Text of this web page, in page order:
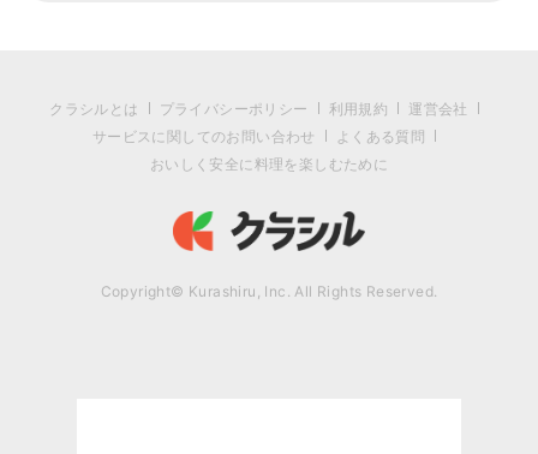
クラシルとは プライバシーポリシー 利用規約
運営会社
サービスに関してのお問い合わせ
よくある質問
おいしく安全に料理を楽しむために
Copyright© Kurashiru, Inc. All Rights Reserved.